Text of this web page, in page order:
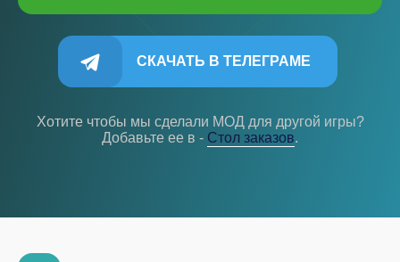
СКАЧАТЬ В ТЕЛЕГРАМЕ
Хотите чтобы мы сделали МОД для другой игры?
Добавьте ее в - Cтол заказов.